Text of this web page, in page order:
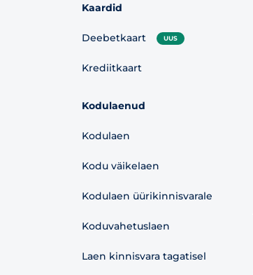
Kaardid
Deebetkaart UUS
Krediitkaart
Kodulaenud
Kodulaen
Kodu väikelaen
Kodulaen üürikinnisvarale
Koduvahetuslaen
Laen kinnisvara tagatisel